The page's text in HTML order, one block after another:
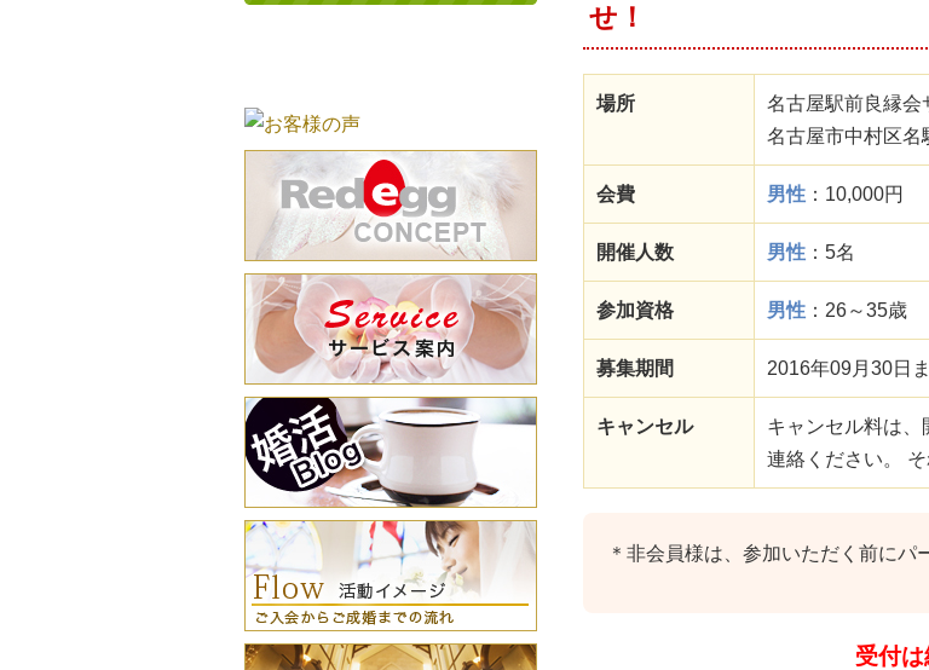
せ！
場所
名古屋駅前良縁
名古屋市中村区名
会費 男性 ：10,000円
開催人数 男性 ：5名
参加資格 男性 ：26～35歳
募集期間 2016年09月30日
キャンセル
キャンセル料は
連絡ください。
＊非会員様は、参加いただく前にパ
受付は